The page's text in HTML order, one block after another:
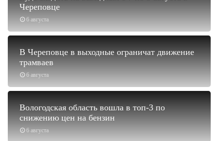
6 августа
Череповце
6 августа
В Череповце в выходные ограничат движение
трамваев
6 августа
Вологодская область вошла в топ-3 по
снижению цен на бензин